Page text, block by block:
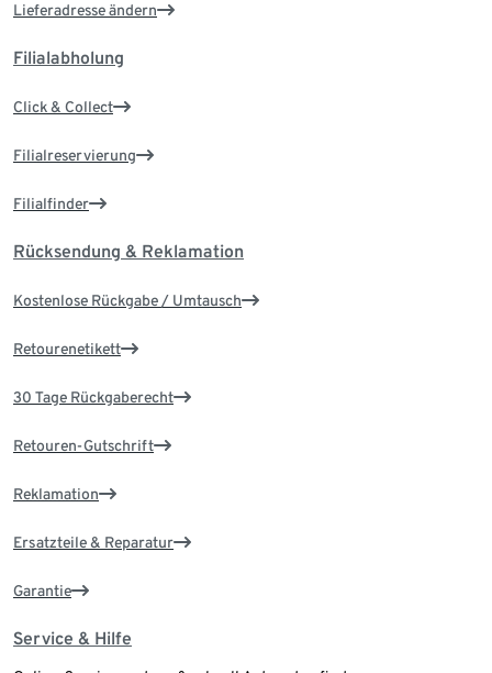
Lieferadresse ändern
Filialabholung
Click & Collect
Filialreservierung
Filialfinder
Rücksendung & Reklamation
Kostenlose Rückgabe / Umtausch
Retourenetikett
30 Tage Rückgaberecht
Retouren-Gutschrift
Reklamation
Ersatzteile & Reparatur
Garantie
Service & Hilfe